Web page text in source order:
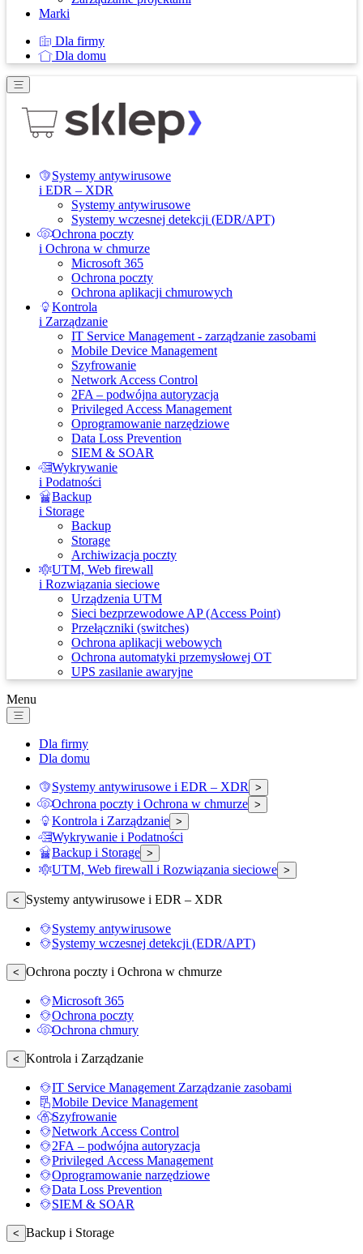
Marki
Dla firmy
Dla domu
Systemy antywirusowe
i EDR – XDR
Systemy antywirusowe
Systemy wczesnej detekcji (EDR/APT)
Ochrona poczty
i Ochrona w chmurze
Microsoft 365
Ochrona poczty
Ochrona aplikacji chmurowych
Kontrola
i Zarządzanie
IT Service Management - zarządzanie zasobami
Mobile Device Management
Szyfrowanie
Network Access Control
2FA – podwójna autoryzacja
Privileged Access Management
Oprogramowanie narzędziowe
Data Loss Prevention
SIEM & SOAR
Wykrywanie
i Podatności
Backup
i Storage
Backup
Storage
Archiwizacja poczty
UTM, Web firewall
i Rozwiązania sieciowe
Urządzenia UTM
Sieci bezprzewodowe AP (Access Point)
Przełączniki (switches)
Ochrona aplikacji webowych
Ochrona automatyki przemysłowej OT
UPS zasilanie awaryjne
Menu
Dla firmy
Dla domu
Systemy antywirusowe i EDR – XDR >
Ochrona poczty i Ochrona w chmurze >
Kontrola i Zarządzanie >
Wykrywanie i Podatności
Backup i Storage >
UTM, Web firewall i Rozwiązania sieciowe >
< Systemy antywirusowe i EDR – XDR
Systemy antywirusowe
Systemy wczesnej detekcji (EDR/APT)
< Ochrona poczty i Ochrona w chmurze
Microsoft 365
Ochrona poczty
Ochrona chmury
< Kontrola i Zarządzanie
IT Service Management Zarządzanie zasobami
Mobile Device Management
Szyfrowanie
Network Access Control
2FA – podwójna autoryzacja
Privileged Access Management
Oprogramowanie narzędziowe
Data Loss Prevention
SIEM & SOAR
< Backup i Storage